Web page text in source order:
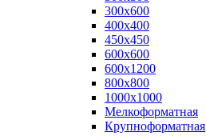
300х600
400х400
450х450
600х600
600х1200
800х800
1000х1000
Мелкоформатная
Крупноформатная